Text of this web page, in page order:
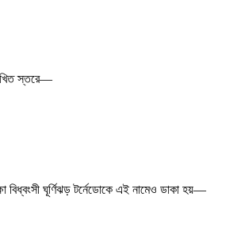
স্তরে—
বিধ্বংসী ঘূর্ণিঝড় টর্নেডোকে এই নামেও ডাকা হয়—